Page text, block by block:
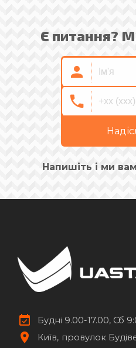
Є питання?
Напишіть і ми
Будні 9.00-17.00, Сб
Київ
провулок